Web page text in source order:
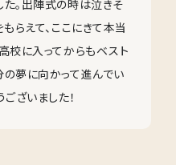
。出陣式の時は泣きそ
らえて、ここにきて本当
校に入ってからもベスト
夢に向かって進んでい
ざいました！